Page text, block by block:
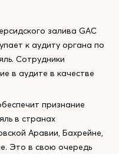
залива GAC
к аудиту органа по
Сотрудники
в аудите в качестве
признание
в странах
Аравии, Бахрейне,
Это в свою очередь